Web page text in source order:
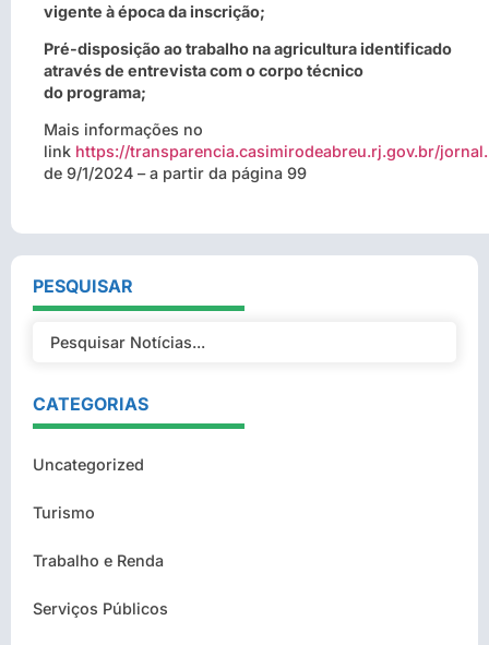
vigente à época da inscrição;
Pré-disposição ao trabalho na agricultura identificado
através de entrevista com o corpo técnico
do programa;
Mais informações no
link https://transparencia.casimirodeabreu.rj.gov.br/
de 9/1/2024 – a partir da página 99
PESQUISAR
CATEGORIAS
Uncategorized
Turismo
Trabalho e Renda
Serviços Públicos